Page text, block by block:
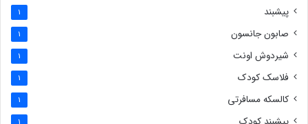
پیشبند 1
صابون جانسون 1
شیردوش اونت 1
فلاسک کودک 1
کالسکه مسافرتی 1